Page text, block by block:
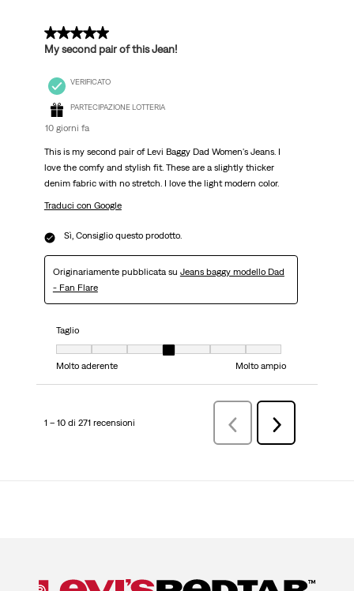
5 su 5 stelle.
My second pair of this Jean!
VERIFICATO
PARTECIPAZIONE LOTTERIA
10 giorni fa
This is my second pair of Levi Baggy Dad Women's Jeans. I
love the comfy and stylish fit. These are a slightly thicker
denim fabric with no stretch. I love the light modern color.
Traduci con Google
Sì, Consiglio questo prodotto.
Originariamente pubblicata su Jeans baggy modello Dad
- Fan Flare
Taglio
Taglio, 4 su 7, dove 1 è uguale a Molto aderente e 7 è uguale a Molto
Molto aderente
Molto ampio
1 – 10 di 271 recensioni Precedenterecensioni
Successiva
recensioni